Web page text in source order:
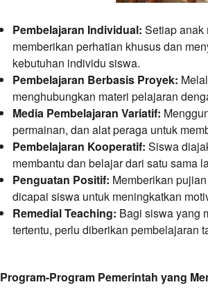
Pembelajaran Individual: Setiap anak
memberikan perhatian khusus dan
kebutuhan individu siswa.
Pembelajaran Berbasis Proyek:
menghubungkan materi pelajaran
Media Pembelajaran Variatif:
permainan, dan alat peraga untuk
Pembelajaran Kooperatif: Siswa
membantu dan belajar dari satu sama
Penguatan Positif: Memberikan
dicapai siswa untuk meningkatkan
Remedial Teaching: Bagi siswa yang
tertentu, perlu diberikan pembelajaran
Program-Program Pemerintah yang